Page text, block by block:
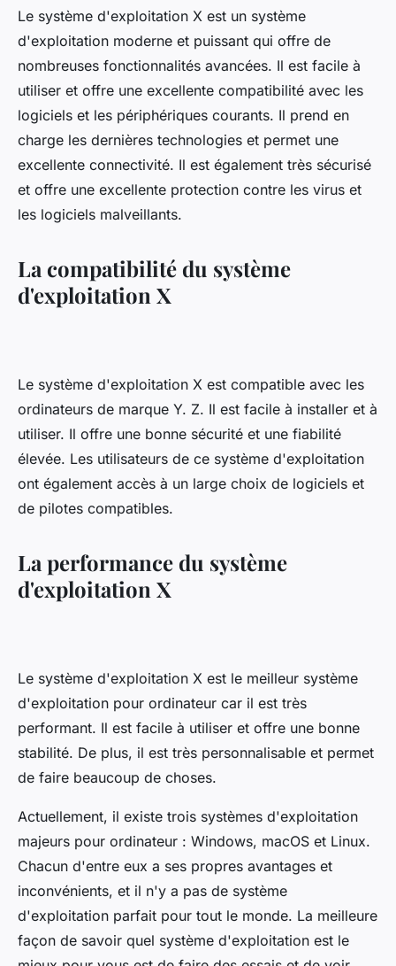
Le système d'exploitation X est un système
d'exploitation moderne et puissant qui offre de
nombreuses fonctionnalités avancées. Il est facile à
utiliser et offre une excellente compatibilité avec les
logiciels et les périphériques courants. Il prend en
charge les dernières technologies et permet une
excellente connectivité. Il est également très sécurisé
et offre une excellente protection contre les virus et
les logiciels malveillants.
La compatibilité du système
d'exploitation X
Le système d'exploitation X est compatible avec les
ordinateurs de marque Y. Z. Il est facile à installer et à
utiliser. Il offre une bonne sécurité et une fiabilité
élevée. Les utilisateurs de ce système d'exploitation
ont également accès à un large choix de logiciels et
de pilotes compatibles.
La performance du système
d'exploitation X
Le système d'exploitation X est le meilleur système
d'exploitation pour ordinateur car il est très
performant. Il est facile à utiliser et offre une bonne
stabilité. De plus, il est très personnalisable et permet
de faire beaucoup de choses.
Actuellement, il existe trois systèmes d'exploitation
majeurs pour ordinateur : Windows, macOS et Linux.
Chacun d'entre eux a ses propres avantages et
inconvénients, et il n'y a pas de système
d'exploitation parfait pour tout le monde. La meilleure
façon de savoir quel système d'exploitation est le